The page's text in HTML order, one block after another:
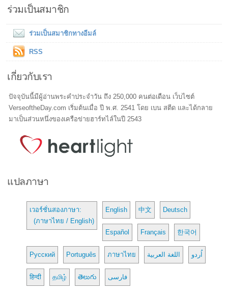
ร่วมเป็นสมาชิก
ร่วมเป็นสมาชิกทางอีมล์
RSS
เกี่ยวกับเรา
ปัจจุบันนี้มีผู้อ่านพระคำประจำวัน ถึง 250,000 คนต่อเดือน เว็บไซต์
VerseoftheDay.com เริ่มต้นเมื่อ ปี พ.ศ. 2541 โดย เบน สตีด และได้กลาย
มาเป็นส่วนหนึ่งของเครือข่ายฮาร์ทไล์ในปี 2543
แปลภาษา
เวอร์ชั่นสองภาษา:
(ภาษาไทย / English)
English 中文 Deutsch
Español Français 한국어
Русский Português ภาษาไทย اللغة العربية اُردو
हिन्दी தமிழ் తెలుగు فارسی